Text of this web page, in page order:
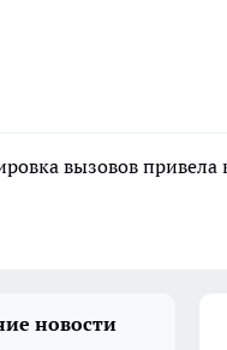
вызовов
новости